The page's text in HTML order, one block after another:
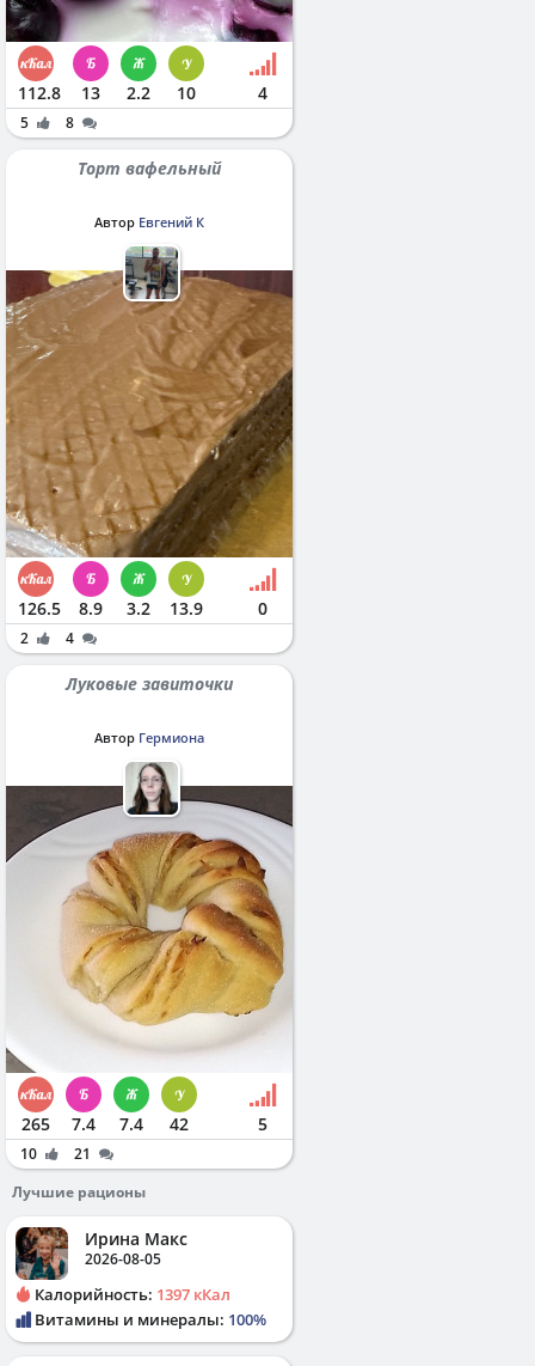
112.8 13 2.2 10 4
5 8
Торт вафельный
Автор Евгений К
126.5 8.9 3.2 13.9 0
2 4
Луковые завиточки
Автор Гермиона
265 7.4 7.4 42 5
10
21
Лучшие рационы
Ирина Макс
2026-08-05
Калорийность: 1397 кКал
Витамины и минералы: 100%